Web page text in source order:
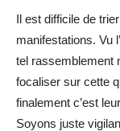
Il est difficile de
manifestations. Vu
tel rassemblement
focaliser sur cette
finalement c’est
Soyons juste